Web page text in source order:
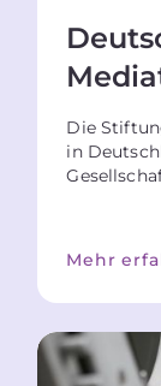
Die
in
Mehr